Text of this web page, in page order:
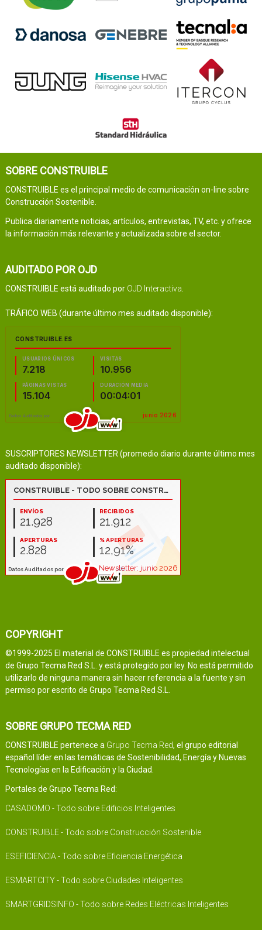
SOBRE CONSTRUIBLE
CONSTRUIBLE es el principal medio de comunicación on-line sobre
Construcción Sostenible.
Publica diariamente noticias, artículos, entrevistas, TV, etc. y ofrece
la información más relevante y actualizada sobre el sector.
AUDITADO POR OJD
CONSTRUIBLE está auditado por OJD Interactiva
TRÁFICO WEB (durante último mes auditado disponible):
SUSCRIPTORES NEWSLETTER (promedio diario durante último mes
auditado disponible):
COPYRIGHT
©1999-2025 El material de CONSTRUIBLE es propiedad intelectual
de Grupo Tecma Red S.L. y está protegido por ley. No está permitido
utilizarlo de ninguna manera sin hacer referencia a la fuente y sin
permiso por escrito de Grupo Tecma Red S.L.
SOBRE GRUPO TECMA RED
CONSTRUIBLE pertenece a Grupo Tecma Red, el grupo editorial
español líder en las temáticas de Sostenibilidad, Energía y Nuevas
Tecnologías en la Edificación y la Ciudad.
Portales de Grupo Tecma Red:
CASADOMO - Todo sobre Edificios Inteligentes
CONSTRUIBLE - Todo sobre Construcción Sostenible
ESEFICIENCIA - Todo sobre Eficiencia Energética
ESMARTCITY - Todo sobre Ciudades Inteligentes
SMARTGRIDSINFO - Todo sobre Redes Eléctricas Inteligentes